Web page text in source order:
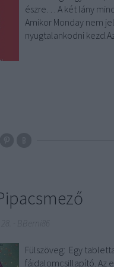
észre… A két lány
Amikor Monday nem
nyugtalankodni
Fülszöveg: Egy
fájdalomcsillapító. Az